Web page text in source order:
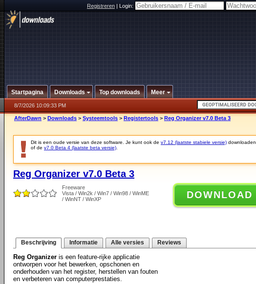
Registreren|Login:
Startpagina Downloads Top downloads Meer
8/7/2026 10:09:33 PM
AfterDawn > Downloads > Systeemtools > Registertools > Reg Organizer v7.0 Beta 3
Dit is een oude versie van deze software. Je kunt ook de v7.12 (laatste stabiele versie) downloaden.
of de v7.0 Beta 4 (laatste beta versie)
Reg Organizer v7.0 Beta 3
Freeware
Vista / Win2k / Win7 / Win98 / WinME
/ WinNT / WinXP
DOWNLOAD
Beschrijving Informatie Alle versies Reviews
Reg Organizer is een feature-rijke applicatie
ontworpen voor het bewerken, opschonen en
onderhouden van het register, herstellen van fouten
en verbeteren van computerprestaties.